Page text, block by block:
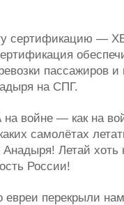
сертификацию —
пассажиров и
на СПГ.
на войне — как на
самолётах
Летай
России!
евреи перекрыли